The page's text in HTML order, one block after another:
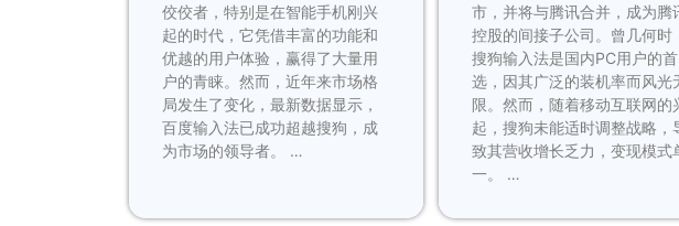
佼佼者，特别是在智能手机刚兴
起的时代，它凭借丰富的功能和
优越的用户体验，赢得了大量用
户的青睐。然而，近年来市场格
局发生了变化，最新数据显示，
百度输入法已成功超越搜狗，成
为市场的领导者。 …
市，并将与腾讯合并，成为腾
控股的间接子公司。曾几何时
搜狗输入法是国内PC用户的首
选，因其广泛的装机率而风光
限。然而，随着移动互联网的
起，搜狗未能适时调整战略，
致其营收增长乏力，变现模式
一。 …